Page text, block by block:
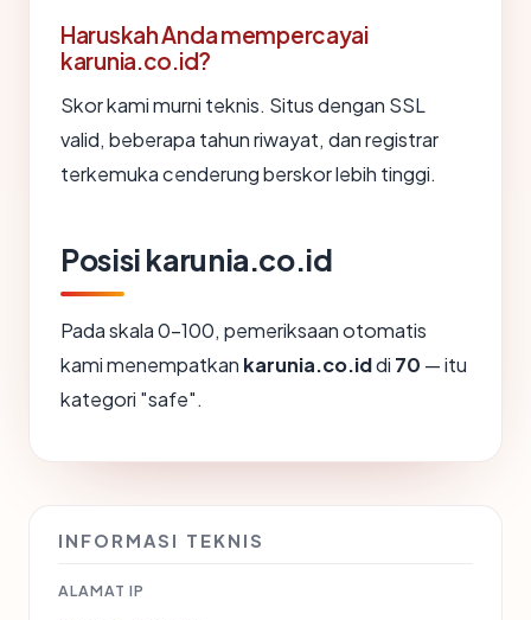
Haruskah Anda mempercayai
karunia.co.id?
Skor kami murni teknis. Situs dengan SSL
valid, beberapa tahun riwayat, dan registrar
terkemuka cenderung berskor lebih tinggi.
Posisi karunia.co.id
Pada skala 0-100, pemeriksaan otomatis
kami menempatkan karunia.co.iddi 70 — itu
kategori "safe".
INFORMASI TEKNIS
ALAMAT IP